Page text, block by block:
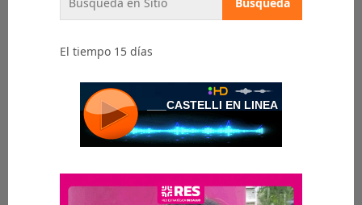
El tiempo 15 días